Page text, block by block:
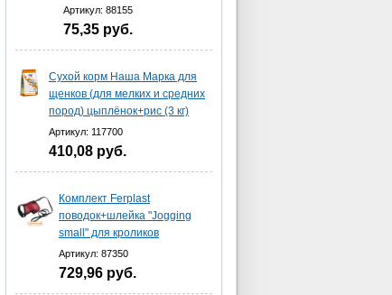
Артикул: 88155
75,35 руб.
Сухой корм Наша Марка для
щенков (для мелких и средних
пород) цыплёнок+рис (3 кг)
Артикул: 117700
410,08 руб.
Комплект Ferplast
поводок+шлейка "Jogging
small" для кроликов
Артикул: 87350
729,96 руб.